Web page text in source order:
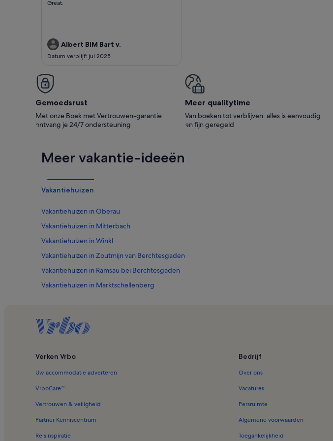
service minded.
Great.
Albert BIM Bart v.
Datum verblijf: jul 2025
Gemoedsrust
Met onze Boek met Vertrouwen-garantie
ontvang je 24/7 ondersteuning
Meer quali­ty­time
Van boeken tot verblijven: alles is eenvoudig
en fijn geregeld
Meer vakantie-ideeën
Vakantiehuizen
Vakantiehuizen in Oberau
Vakantiehuizen in Mitterbach
Vakantiehuizen in Winkl
Vakantiehuizen in Zoutmijn van Berchtesgaden
Vakantiehuizen in Ramsau bei Berchtesgaden
Vakantiehuizen in Marktschellenberg
Vakantiehuizen in Wimbachklamm
Vakantiehuizen in Engedey
Vakantiehuizen in Unterschönau
Vakantiehuizen in Ramsau
Vakantiehuizen in Berchtesgaden
Vakantiehuizen in Hintersee
Vakantiehuizen in Hotel Zum Turken WWII Bunkers
Huizen in Ramsau bei Berchtesgaden
Verken Vrbo
Uw accommodatie adverteren
VrboCare™
Vertrouwen & veiligheid
Partner Kenniscentrum
Reisinspiratie
Bedrijf
Over ons
Vacatures
Persruimte
Algemene voorwaarden
Toegankelijkheid